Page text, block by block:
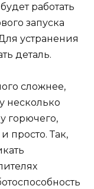
работать
запуска
устранения
деталь.
сложнее,
несколько
горючего,
просто. Так,